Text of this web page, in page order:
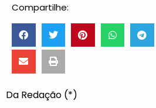
Compartilhe:
Da Redação (*)